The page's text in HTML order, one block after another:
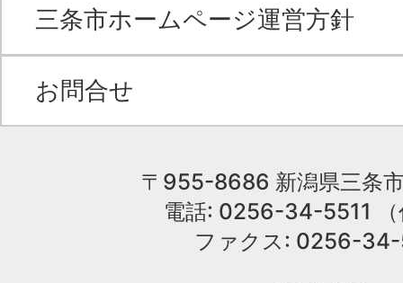
三条市ホームページ運営方針
お問合せ
〒955-8686 新潟県三条
電話: 0256-34-5511
ファクス: 0256-